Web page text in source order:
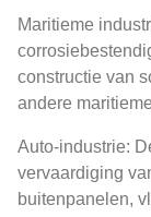
Maritieme
constructie van
andere
Auto-industrie:
vervaardiging
buitenpanelen,